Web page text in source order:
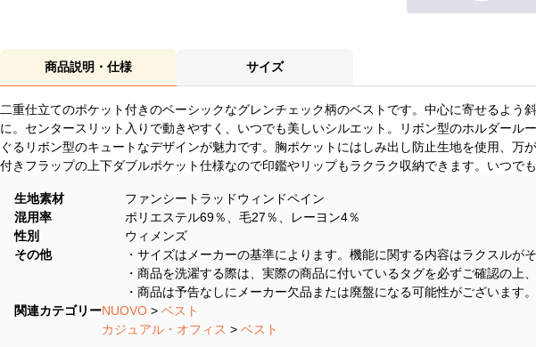
商品説明・仕様 サイズ
二重仕立てのポケット付きのベーシックなグレンチェック柄のベストです。中心に寄せるよう
に。センタースリット入りで動きやすく、いつでも美しいシルエット。リボン型のホルダール
ぐるリボン型のキュートなデザインが魅力です。胸ポケットにはしみ出し防止生地を使用、万
付きフラップの上下ダブルポケット仕様なので印鑑やリップもラクラク収納できます。いつで
生地素材
ファンシートラッドウィンドペイン
混用率
ポリエステル69％、毛27％、レーヨン4％
性別
ウィメンズ
その他
・サイズはメーカーの基準によります。機能に関する内容はラクスルが
・商品を洗濯する際は、実際の商品に付いているタグを必ずご確認の上
・商品は予告なしにメーカー欠品または廃盤になる可能性がございます
関連カテゴリーNUOVO > ベスト
カジュアル・オフィス > ベスト